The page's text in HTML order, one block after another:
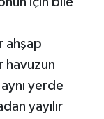
ahşap
havuzun
yerde
yayılır